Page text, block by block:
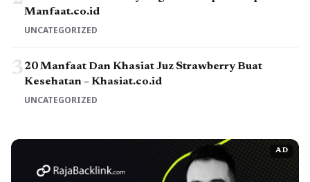
Manfaat.co.id
UNCATEGORIZED
320 Manfaat Dan Khasiat Juz Strawberry Buat
Kesehatan – Khasiat.co.id
UNCATEGORIZED
AD